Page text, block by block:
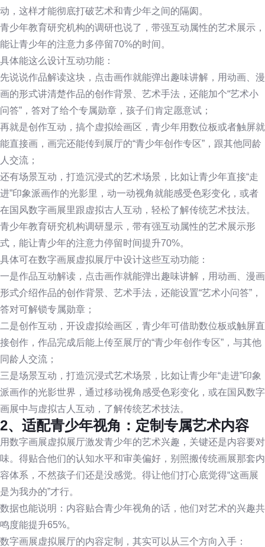
动，这样才能彻底打破艺术和青少年之间的隔阂。
青少年教育研究机构的调研也说了，带强互动属性的艺术展示，
能让青少年的注意力多停留70%的时间。
具体能这么设计互动功能：
先说说作品解读这块，点击画作就能弹出趣味讲解，用动画、漫
画的形式讲清楚作品的创作背景、艺术手法，还能加个“艺术小
问答”，答对了给个专属勋章，孩子们肯定愿意试；
再就是创作互动，搞个虚拟绘画区，青少年用数位板或者触屏就
能直接画，画完还能传到展厅的“青少年创作专区”，跟其他同龄
人交流；
还有场景互动，打造沉浸式的艺术场景，比如让青少年直接“走
进”印象派画作的光影里，动一动视角就能感受色彩变化，或者
在国风数字画展里跟虚拟古人互动，轻松了解传统艺术技法。
青少年教育研究机构调研显示，带有强互动属性的艺术展示形
式，能让青少年的注意力停留时间提升70%。
具体可在数字画展虚拟展厅中设计这些互动功能：
一是作品互动解读，点击画作就能弹出趣味讲解，用动画、漫画
形式介绍作品的创作背景、艺术手法，还能设置“艺术小问答”，
答对可解锁专属勋章；
二是创作互动，开设虚拟绘画区，青少年可借助数位板或触屏直
接创作，作品完成后能上传至展厅的“青少年创作专区”，与其他
同龄人交流；
三是场景互动，打造沉浸式艺术场景，比如让青少年“走进”印象
派画作的光影世界，通过移动视角感受色彩变化，或在国风数字
画展中与虚拟古人互动，了解传统艺术技法。
2、适配青少年视角：定制专属艺术内容
用数字画展虚拟展厅激发青少年的艺术兴趣，关键还是内容要对
味。得贴合他们的认知水平和审美偏好，别照搬传统画展那套内
容体系，不然孩子们还是没感觉。得让他们打心底觉得“这画展
是为我办的”才行。
数据也能说明：内容贴合青少年视角的话，他们对艺术的兴趣共
鸣度能提升65%。
数字画展虚拟展厅的内容定制，其实可以从三个方向入手：